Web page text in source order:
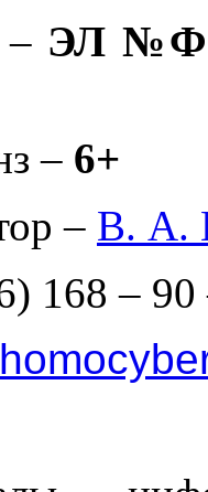
– ЭЛ
– 6+
– В. А.
168 – 90